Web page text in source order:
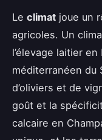
Le climat joue un
agricoles. Un
l’élevage laitier
méditerranéen du
d’oliviers et de
goût et la
calcaire en